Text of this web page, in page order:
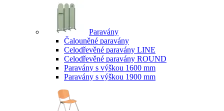
Paravány
Čalouněné paravány
Celodřevěné paravány LINE
Celodřevěné paravány ROUND
Paravány s výškou 1600 mm
Paravány s výškou 1900 mm